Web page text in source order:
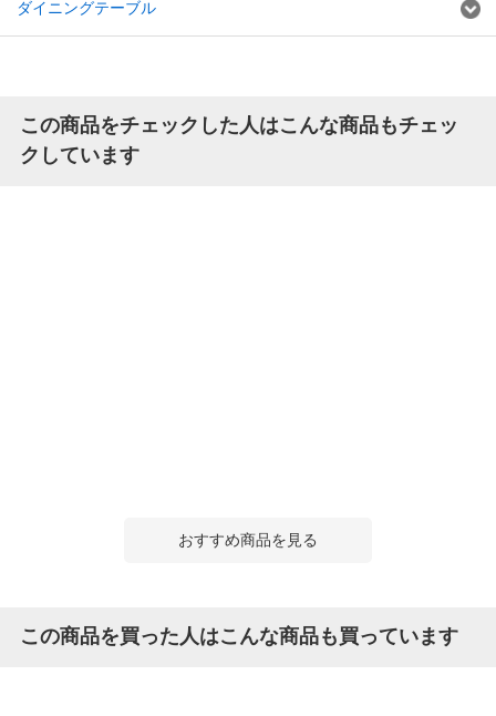
ダイニングテーブル
この商品をチェックした人はこんな商品もチェッ
クしています
おすすめ商品を見る
この商品を買った人はこんな商品も買っています